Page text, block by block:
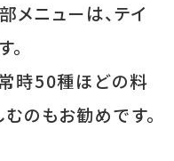
メニューは、テイ
時50種ほどの料
のもお勧めです。